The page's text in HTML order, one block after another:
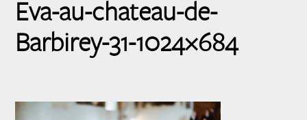
Eva-au-chateau-de-
Barbirey-31-1024×684